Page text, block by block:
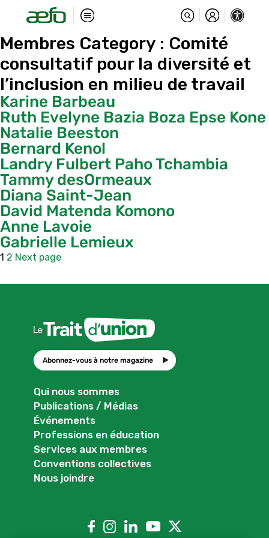
Membres Category : Comité
consultatif pour la diversité et
l’inclusion en milieu de travail
Karine Barbeau
Ruth Evelyne Bazia Boza Epse Kone
Natalie Beeston
Bernard Kenol
Landry Fulbert Paho Tchambia
Tammy desOrmeaux
Diana Saint-Jean
David Matenda Komono
Anne Lavoie
Gabrielle Lemieux
Pagination
publications
Page
1 Page
2 Next page
Abonnez-vous à notre magazine
Qui nous sommes
Publications / Médias
Événements
Professions en éducation
Services aux membres
Conventions collectives
Nous joindre